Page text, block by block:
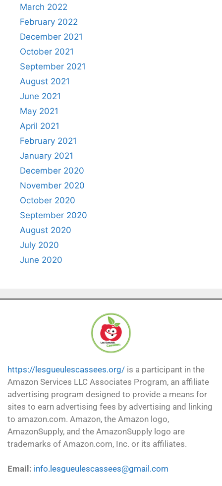
March 2022
February 2022
December 2021
October 2021
September 2021
August 2021
June 2021
May 2021
April 2021
February 2021
January 2021
December 2020
November 2020
October 2020
September 2020
August 2020
July 2020
June 2020
https://lesgueulescassees.org/ is a participant in the
Amazon Services LLC Associates Program, an affiliate
advertising program designed to provide a means for
sites to earn advertising fees by advertising and linking
to amazon.com. Amazon, the Amazon logo,
AmazonSupply, and the AmazonSupply logo are
trademarks of Amazon.com, Inc. or its affiliates.
Email: info.lesgueulescassees@gmail.com